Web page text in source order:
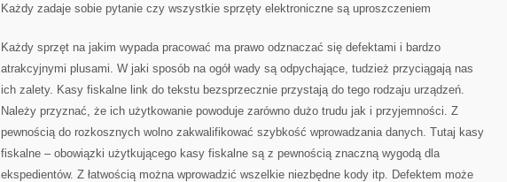
ELEKTRONICZNE
SĄ
Każdy zadaje sobie pytanie czy wszystkie sprzęty elektroniczne są uproszczeniem
Każdy sprzęt na jakim wypada pracować ma prawo odznaczać się defektami i bardzo
atrakcyjnymi plusami. W jaki sposób na ogół wady są odpychające, tudzież przyciągają nas
ich zalety. Kasy fiskalne link do tekstu bezsprzecznie przystają do tego rodzaju urządzeń.
Należy przyznać, że ich użytkowanie powoduje zarówno dużo trudu jak i przyjemności. Z
pewnością do rozkosznych wolno zakwalifikować szybkość wprowadzania danych. Tutaj kasy
fiskalne – obowiązki użytkującego kasy fiskalne są z pewnością znaczną wygodą dla
ekspedientów. Z łatwością można wprowadzić wszelkie niezbędne kody itp. Defektem może